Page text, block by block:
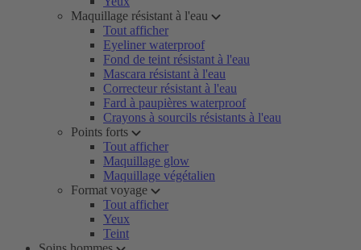
Maquillage résistant à l'eau
Tout afficher
Eyeliner waterproof
Fond de teint résistant à l'eau
Mascara résistant à l'eau
Correcteur résistant à l'eau
Fard à paupières waterproof
Crayons à sourcils résistants à l'eau
Points forts
Tout afficher
Maquillage glow
Maquillage végétalien
Format voyage
Tout afficher
Yeux
Teint